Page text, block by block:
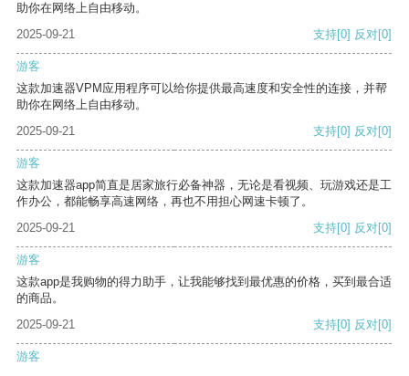
助你在网络上自由移动。
2025-09-21
支持[0] 反对[0]
游客
这款加速器VPM应用程序可以给你提供最高速度和安全性的连接，并帮
助你在网络上自由移动。
2025-09-21
支持[0] 反对[0]
游客
这款加速器app简直是居家旅行必备神器，无论是看视频、玩游戏还是工
作办公，都能畅享高速网络，再也不用担心网速卡顿了。
2025-09-21
支持[0] 反对[0]
游客
这款app是我购物的得力助手，让我能够找到最优惠的价格，买到最合适
的商品。
2025-09-21
支持[0] 反对[0]
游客